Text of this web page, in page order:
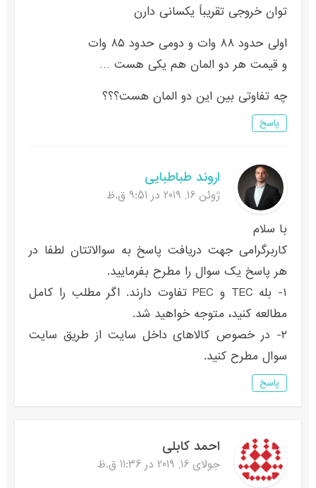
توان خروجی تقریباً یکسانی دارن
اولی حدود ۸۸ وات و دومی حدود ۸۵ وات
و قیمت هر دو المان هم یکی هست …
چه تفاوتی بین این دو المان هست؟؟؟
پاسخ
اروند طباطبایی
ژوئن 16, 2019 در 9:51 ق.ظ
با سلام
کاربرگرامی جهت دریافت پاسخ به سوالاتتان لطفا در
هر پاسخ یک سوال را مطرح بفرمایید.
۱- بله TEC و PEC تفاوت دارند. اگر مطلب را کامل
مطالعه کنید، متوجه خواهید شد.
۲- در خصوص کالاهای داخل سایت از طریق سایت
سوال مطرح کنید.
پاسخ
احمد کابلی
جولای 16, 2019 در 11:36 ق.ظ